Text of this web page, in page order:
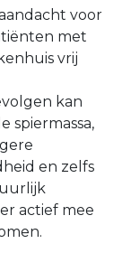
voor
met
vrij
kan
spiermassa,
en zelfs
actief mee